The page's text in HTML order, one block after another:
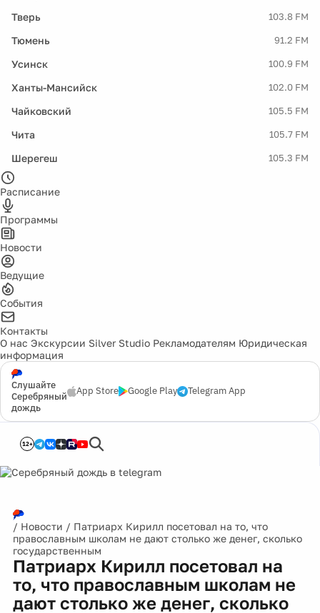
Тверь 103.8 FM
Тюмень 91.2 FM
Усинск 100.9 FM
Ханты-Мансийск 102.0 FM
Чайковский 105.5 FM
Чита 105.7 FM
Шерегеш 105.3 FM
Расписание
Программы
Новости
Ведущие
События
Контакты
О нас Экскурсии Silver Studio Рекламодателям Юридическая
информация
Слушайте
Серебряный
дождь
App Store Google Play Telegram App
12+
/ Новости / Патриарх Кирилл посетовал на то, что
православным школам не дают столько же денег, сколько
государственным
Патриарх Кирилл посетовал на
то, что православным школам не
дают столько же денег, сколько